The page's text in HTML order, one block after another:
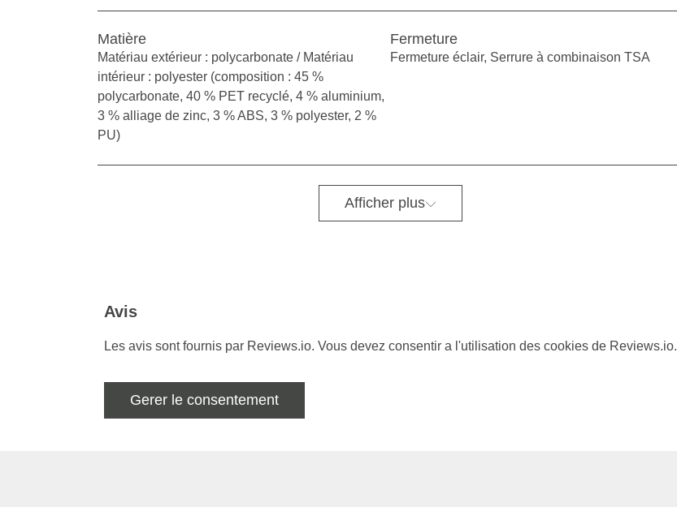
Matière
Matériau extérieur : polycarbonate / Matériau
intérieur : polyester (composition : 45 %
polycarbonate, 40 % PET recyclé, 4 % aluminium,
3 % alliage de zinc, 3 % ABS, 3 % polyester, 2 %
PU)
Fermeture
Fermeture éclair, Serrure à combinaison TSA
Afficher plus
Avis
Les avis sont fournis par Reviews.io. Vous devez consentir a l'utilisation des cookies de Reviews.io.
Gerer le consentement